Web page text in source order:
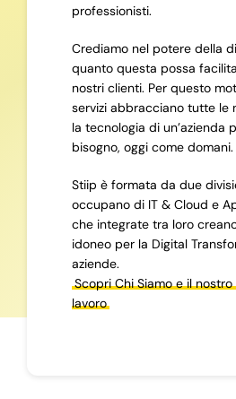
professionisti.
Crediamo nel potere della
quanto questa possa
nostri clienti. Per questo
servizi abbracciano tutte le
la tecnologia di un’azienda
bisogno, oggi come domani.
Stiip è formata da due
occupano di IT & Cloud e
che integrate tra loro
idoneo per la Digital
aziende.
Scopri Chi Siamo e il
lavoro